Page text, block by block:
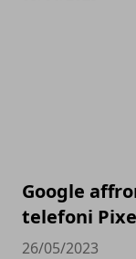
Google
telefoni
26/05/2023